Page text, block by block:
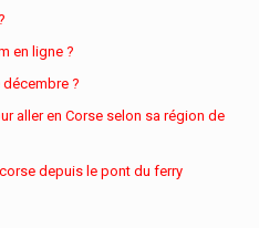
en ligne ?
décembre ?
aller en Corse selon sa région de
depuis le pont du ferry